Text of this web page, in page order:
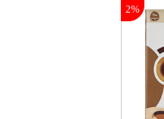
2%